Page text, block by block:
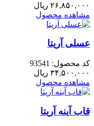
۲۶,۸۵۰,۰۰۰ ریال
مشاهده محصول
عسلی آریتا
کد محصول: 93541
۳۴,۵۰۰,۰۰۰ ریال
مشاهده محصول
قاب آینه آریتا